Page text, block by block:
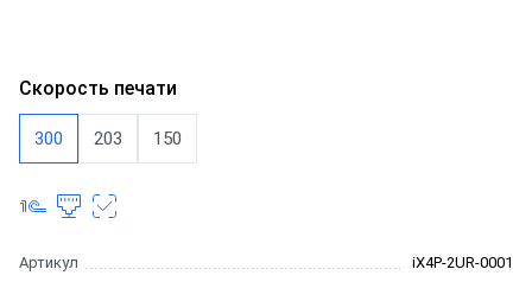
Скорость печати
300 203 150
Артикул iX4P-2UR-0001